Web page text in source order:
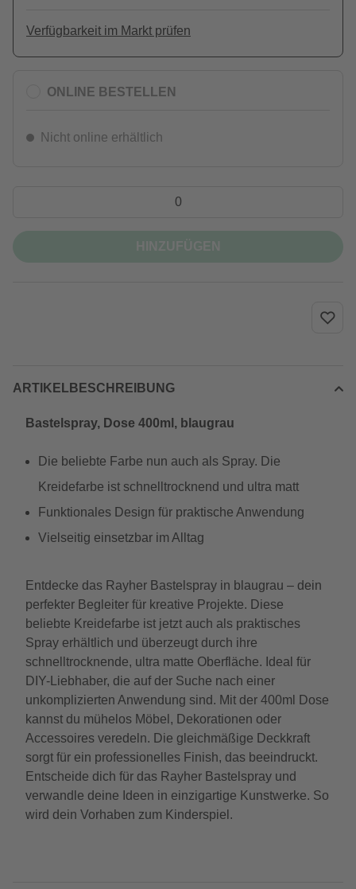
Verfügbarkeit im Markt prüfen
ONLINE BESTELLEN
Nicht online erhältlich
ARTIKELBESCHREIBUNG
Bastelspray, Dose 400ml, blaugrau
Die beliebte Farbe nun auch als Spray. Die
Kreidefarbe ist schnelltrocknend und ultra matt
Funktionales Design für praktische Anwendung
Vielseitig einsetzbar im Alltag
Entdecke das Rayher Bastelspray in blaugrau – dein
perfekter Begleiter für kreative Projekte. Diese
beliebte Kreidefarbe ist jetzt auch als praktisches
Spray erhältlich und überzeugt durch ihre
schnelltrocknende, ultra matte Oberfläche. Ideal für
DIY-Liebhaber, die auf der Suche nach einer
unkomplizierten Anwendung sind. Mit der 400ml Dose
kannst du mühelos Möbel, Dekorationen oder
Accessoires veredeln. Die gleichmäßige Deckkraft
sorgt für ein professionelles Finish, das beeindruckt.
Entscheide dich für das Rayher Bastelspray und
verwandle deine Ideen in einzigartige Kunstwerke. So
wird dein Vorhaben zum Kinderspiel.